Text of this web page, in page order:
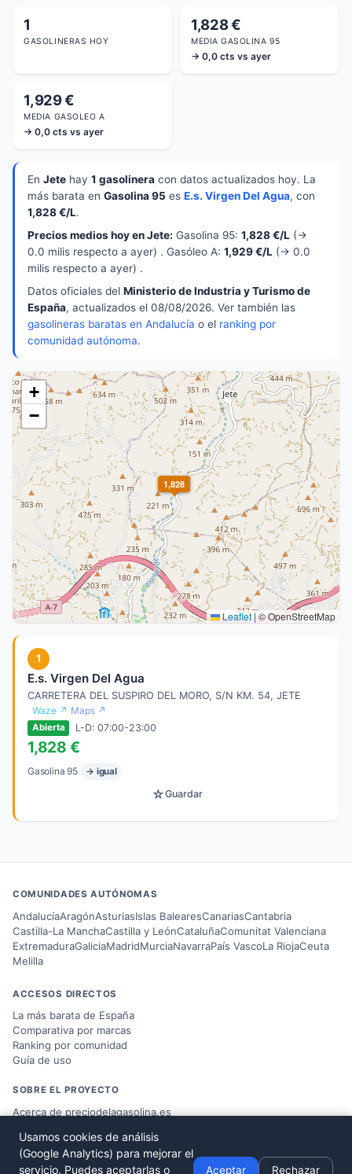
1
GASOLINERAS HOY
1,828 €
MEDIA GASOLINA 95
→ 0,0 cts vs ayer
1,929 €
MEDIA GASOLEO A
→ 0,0 cts vs ayer
En Jete hay 1 gasolinera con datos actualizados hoy. La
más barata en Gasolina 95 es E.s. Virgen Del Agua, con
1,828 €/L.
Precios medios hoy en Jete: Gasolina 95: 1,828 €/L (→
0.0 milis respecto a ayer) . Gasóleo A: 1,929 €/L (→ 0.0
milis respecto a ayer) .
Datos oficiales del Ministerio de Industria y Turismo de
España, actualizados el 08/08/2026. Ver también las
gasolineras baratas en Andalucía o el ranking por
comunidad autónoma.
1,828
+
−
Leaflet|© OpenStreetMap
1
E.s. Virgen Del Agua
CARRETERA DEL SUSPIRO DEL MORO, S/N KM. 54, JETE
Waze ↗ Maps ↗
Abierta L-D: 07:00-23:00
1,828 €
Gasolina 95 → igual
☆Guardar
COMUNIDADES AUTÓNOMAS
AndalucíaAragónAsturiasIslas BalearesCanariasCantabria
Castilla-La ManchaCastilla y LeónCataluñaComunitat Valenciana
ExtremaduraGaliciaMadridMurciaNavarraPaís VascoLa RiojaCeuta
Melilla
ACCESOS DIRECTOS
La más barata de España
Comparativa por marcas
Ranking por comunidad
Guía de uso
SOBRE EL PROYECTO
Acerca de preciodelagasolina.es
Datos del Ministerio MITERD
Desarrollado porVíctor Corbacho
Usamos cookies de análisis
(Google Analytics) para mejorar el
servicio. Puedes aceptarlas o
Aceptar Rechazar